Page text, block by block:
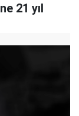
21 yıl